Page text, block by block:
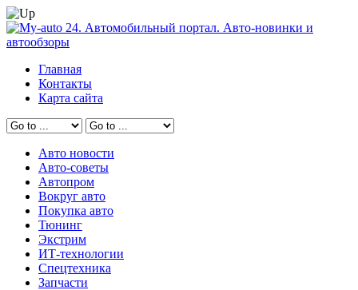
Главная
Контакты
Карта сайта
Авто новости
Авто-советы
Автопром
Вокруг авто
Покупка авто
Тюнинг
Экстрим
ИТ-технологии
Спецтехника
Запчасти